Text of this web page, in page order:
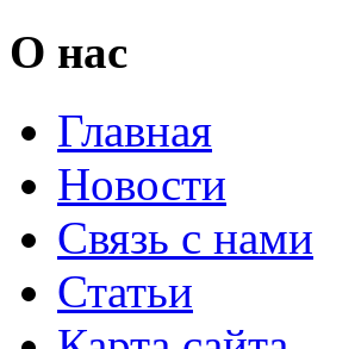
О нас
Главная
Новости
Связь с нами
Статьи